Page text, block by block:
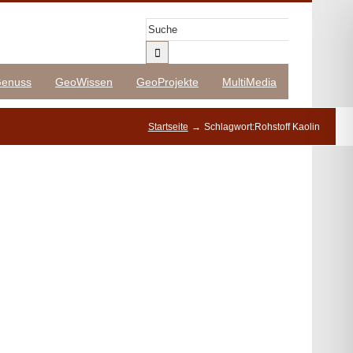
Suche
nach:
GeoWissen GeoProjekte MultiMedia
Startseite Schlagwort:Rohstoff Kaolin